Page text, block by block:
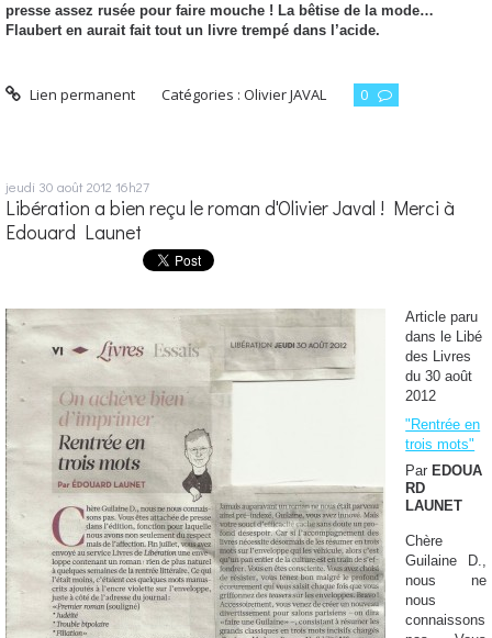
presse assez rusée pour faire mouche ! La bêtise de la mode…
Flaubert en aurait fait tout un livre trempé dans l’acide.
Lien permanent Catégories :Olivier JAVAL 0
jeudi 30 août 2012 16h27
Libération a bien reçu le roman d'Olivier Javal ! Merci à
Edouard Launet
Article paru
dans le Libé
des Livres
du 30 août
2012
"Rentrée en
trois mots"
Par EDOUA
RD
LAUNET
Chère
Guilaine D.,
nous ne
nous
connaissons